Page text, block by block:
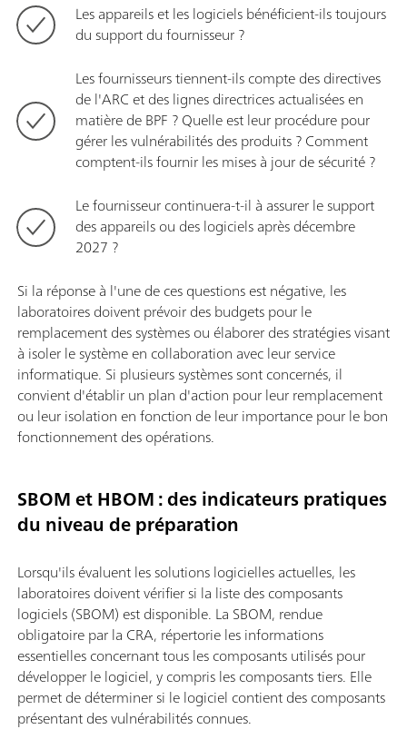
Les appareils et les logiciels bénéficient-ils toujours
du support du fournisseur ?
Les fournisseurs tiennent-ils compte des directives
de l'ARC et des lignes directrices actualisées en
matière de BPF ? Quelle est leur procédure pour
gérer les vulnérabilités des produits ? Comment
comptent-ils fournir les mises à jour de sécurité ?
Le fournisseur continuera-t-il à assurer le support
des appareils ou des logiciels après décembre
2027 ?
Si la réponse à l'une de ces questions est négative, les
laboratoires doivent prévoir des budgets pour le
remplacement des systèmes ou élaborer des stratégies visant
à isoler le système en collaboration avec leur service
informatique. Si plusieurs systèmes sont concernés, il
convient d'établir un plan d'action pour leur remplacement
ou leur isolation en fonction de leur importance pour le bon
fonctionnement des opérations.
SBOM et HBOM : des indicateurs pratiques
du niveau de préparation
Lorsqu'ils évaluent les solutions logicielles actuelles, les
laboratoires doivent vérifier si la liste des composants
logiciels (SBOM) est disponible. La SBOM, rendue
obligatoire par la CRA, répertorie les informations
essentielles concernant tous les composants utilisés pour
développer le logiciel, y compris les composants tiers. Elle
permet de déterminer si le logiciel contient des composants
présentant des vulnérabilités connues.